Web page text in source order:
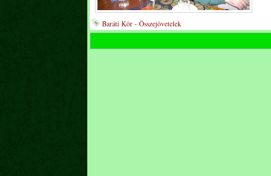
Baráti Kör - Összejövetelek